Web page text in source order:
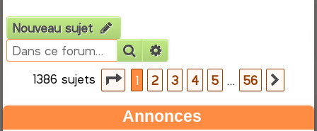
Nouveau sujet
Rechercher
1386 sujets
Page1sur 56
1 2 3 4 5 … 56
Annonces